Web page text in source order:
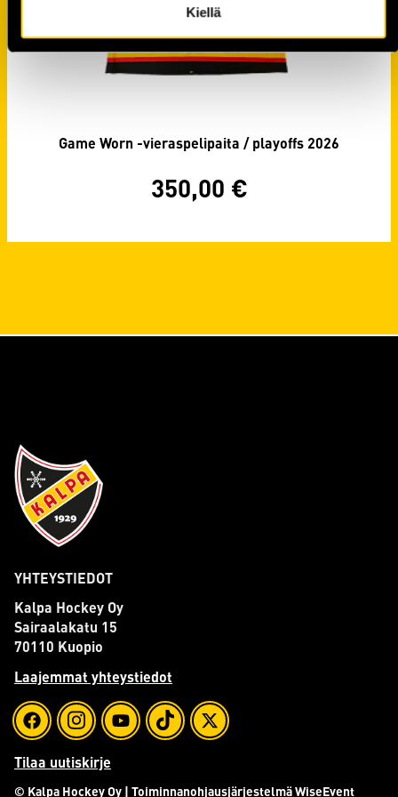
Kiellä
Game Worn -vieraspelipaita / playoffs 2026
350,00 €
YHTEYSTIEDOT
Kalpa Hockey Oy
Sairaalakatu 15
70110 Kuopio
Laajemmat yhteystiedot
Tilaa uutiskirje
© Kalpa Hockey Oy | ToiminnanohjausjärjestelmäWiseEvent